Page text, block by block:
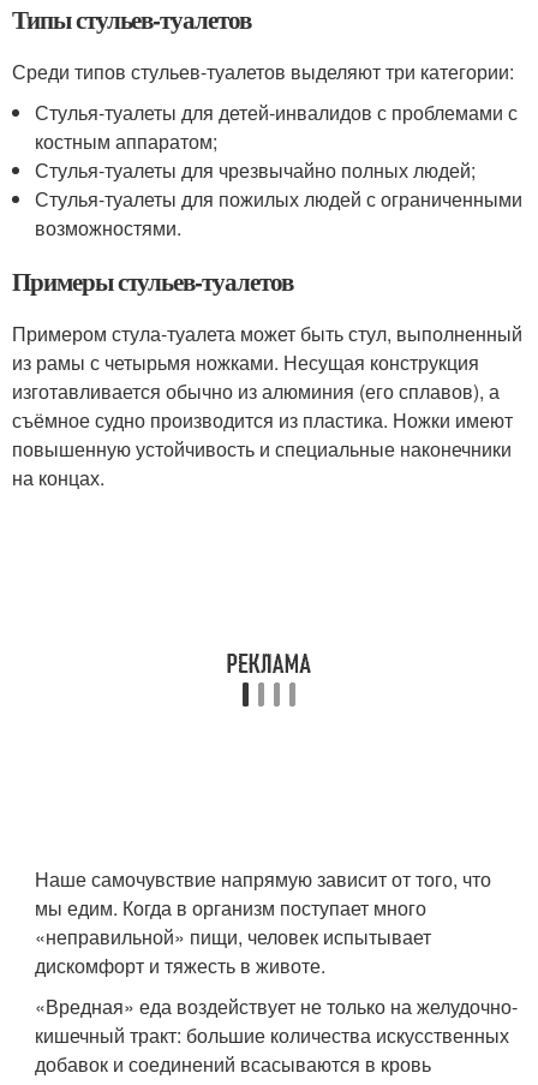
Типы стульев-туалетов
Среди типов стульев-туалетов выделяют три категории:
Стулья-туалеты для детей-инвалидов с проблемами с
костным аппаратом;
Стулья-туалеты для чрезвычайно полных людей;
Стулья-туалеты для пожилых людей с ограниченными
возможностями.
Примеры стульев-туалетов
Примером стула-туалета может быть стул, выполненный
из рамы с четырьмя ножками. Несущая конструкция
изготавливается обычно из алюминия (его сплавов), а
съёмное судно производится из пластика. Ножки имеют
повышенную устойчивость и специальные наконечники
на концах.
Наше самочувствие напрямую зависит от того, что
мы едим. Когда в организм поступает много
«неправильной» пищи, человек испытывает
дискомфорт и тяжесть в животе.
«Вредная» еда воздействует не только на желудочно-
кишечный тракт: большие количества искусственных
добавок и соединений всасываются в кровь